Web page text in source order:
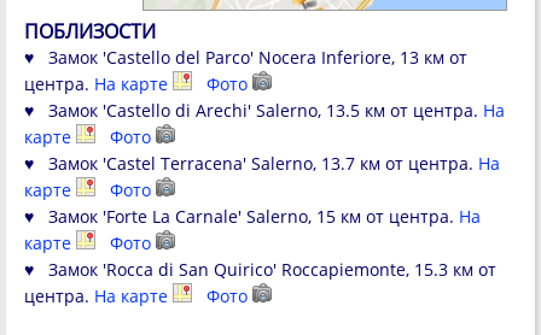
ПОБЛИЗОСТИ
♥ Замок 'Castello del Parco' Nocera Inferiore, 13 км от
центра. На карте
Фото
♥ Замок 'Castello di Arechi' Salerno, 13.5 км от центра. На
карте
Фото
♥ Замок 'Castel Terracena' Salerno, 13.7 км от центра. На
карте
Фото
♥ Замок 'Forte La Carnale' Salerno, 15 км от центра. На
карте
Фото
♥ Замок 'Rocca di San Quirico' Roccapiemonte, 15.3 км от
центра. На карте Фото